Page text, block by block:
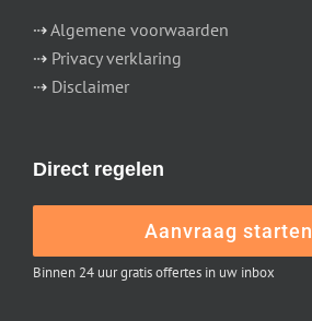
⇢Algemene voorwaarden
⇢ Privacy verklaring
⇢ Disclaimer
Direct regelen
Aanvraag starten
Binnen 24 uur gratis offertes in uw inbox